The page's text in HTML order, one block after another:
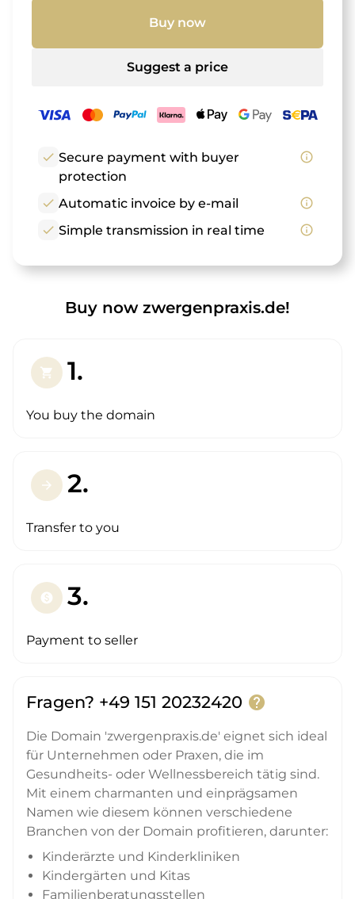
Buy now
Suggest a price
check Secure payment with buyer
protection
info_outline
check Automatic invoice by e-mail
info_outline
check Simple transmission in real time info_outline
Buy now zwergenpraxis.de!
shopping_cart 1.
You buy the domain
arrow_forward 2.
Transfer to you
paid 3.
Payment to seller
Fragen? +49 151 20232420 help
Die Domain 'zwergenpraxis.de' eignet sich ideal
für Unternehmen oder Praxen, die im
Gesundheits- oder Wellnessbereich tätig sind.
Mit einem charmanten und einprägsamen
Namen wie diesem können verschiedene
Branchen von der Domain profitieren, darunter:
Kinderärzte und Kinderkliniken
Kindergärten und Kitas
Familienberatungsstellen